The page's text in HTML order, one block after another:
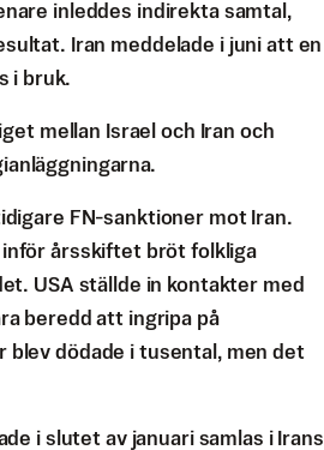
inleddes indirekta samtal,
Iran meddelade i juni att en
i bruk.
mellan Israel och Iran och
FN-sanktioner mot Iran.
inför årsskiftet bröt folkliga
USA ställde in kontakter med
beredd att ingripa på
blev dödade i tusental, men det
i slutet av januari samlas i Irans